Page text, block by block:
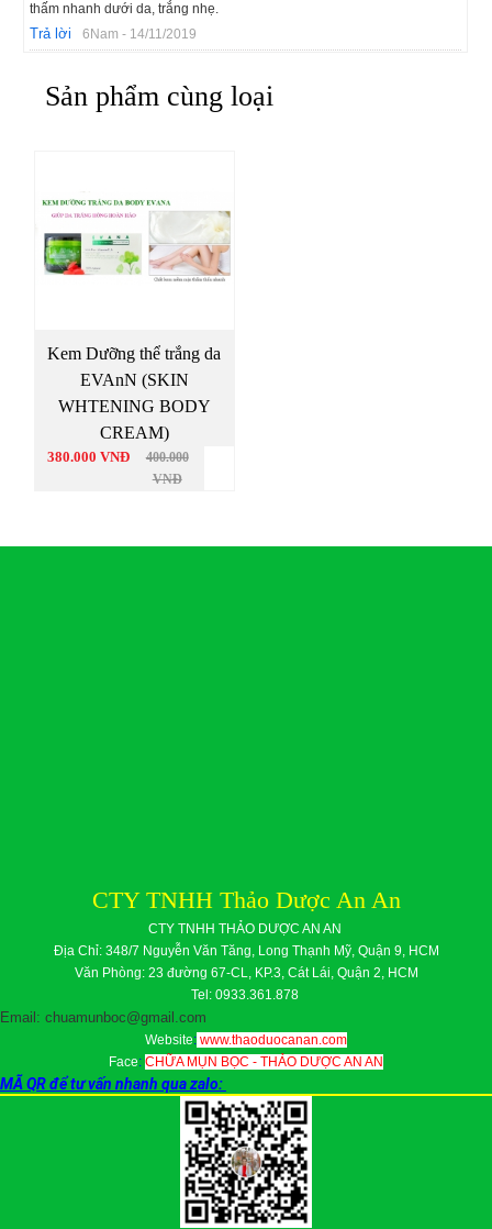
thấm nhanh dưới da, trắng nhẹ.
Trả lời 6Nam - 14/11/2019
Sản phẩm cùng loại
Kem Dưỡng thể trắng da
EVAnN (SKIN
WHTENING BODY
CREAM)
380.000 VNĐ
400.000
VNĐ
CTY TNHH Thảo Dược An An
CTY TNHH THẢO DƯỢC AN AN
Địa Chỉ: 348/7 Nguyễn Văn Tăng, Long Thạnh Mỹ, Quận 9, HCM
Văn Phòng: 23 đường 67-CL, KP.3, Cát Lái, Quận 2, HCM
Tel: 0933.361.878
Email: chuamunboc@gmail.com
Website: www.thaoduocanan.com
Face: CHỮA MỤN BỌC - THẢO DƯỢC AN AN
MÃ QR để tư vấn nhanh qua zalo: